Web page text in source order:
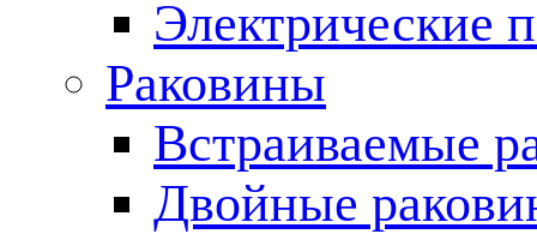
Электрические
Раковины
Встраиваемые
Двойные